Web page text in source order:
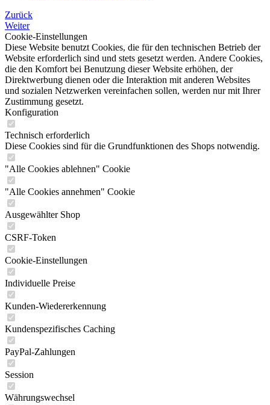
Zurück
Weiter
Cookie-Einstellungen
Diese Website benutzt Cookies, die für den technischen Betrieb der
Website erforderlich sind und stets gesetzt werden. Andere Cookies,
die den Komfort bei Benutzung dieser Website erhöhen, der
Direktwerbung dienen oder die Interaktion mit anderen Websites
und sozialen Netzwerken vereinfachen sollen, werden nur mit Ihrer
Zustimmung gesetzt.
Konfiguration
Technisch erforderlich
Diese Cookies sind für die Grundfunktionen des Shops notwendig.
"Alle Cookies ablehnen" Cookie
"Alle Cookies annehmen" Cookie
Ausgewählter Shop
CSRF-Token
Cookie-Einstellungen
Individuelle Preise
Kunden-Wiedererkennung
Kundenspezifisches Caching
PayPal-Zahlungen
Session
Währungswechsel